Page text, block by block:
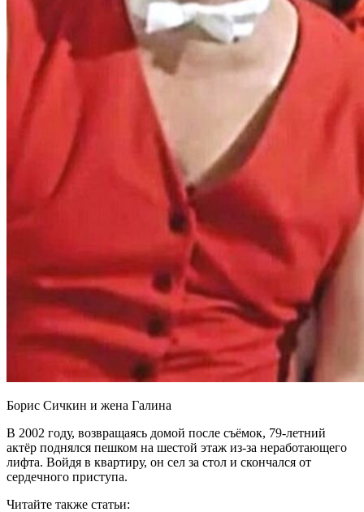
Борис Сичкин и жена Галина
В 2002 году, возвращаясь домой после съёмок, 79-летний
актёр поднялся пешком на шестой этаж из-за неработающего
лифта. Войдя в квартиру, он сел за стол и скончался от
сердечного приступа.
Читайте также статьи: